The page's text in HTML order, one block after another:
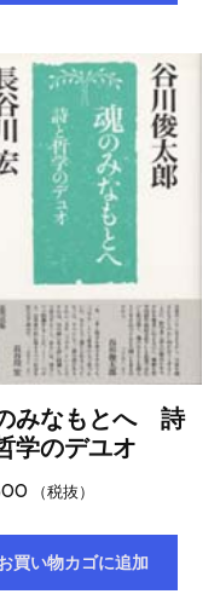
みなもとへ 詩
学のデユオ
（税抜）
買い物カゴに追加